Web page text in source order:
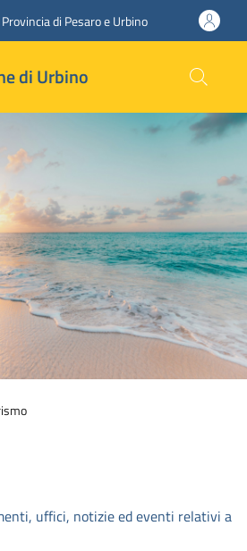
Provincia di Pesaro e Urbino
di Urbino
notizia
uffici, notizie ed eventi relativi a